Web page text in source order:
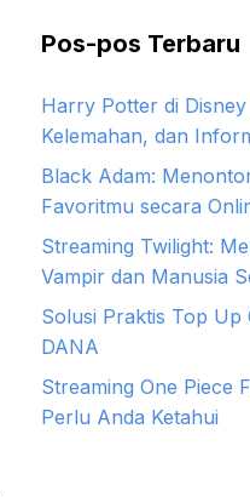
Pos-pos Terbaru
Harry Potter di
Kelemahan, dan
Black Adam:
Favoritmu secara
Streaming Twilight:
Vampir dan Manusia
Solusi Praktis Top Up
DANA
Streaming One Piece
Perlu Anda Ketahui